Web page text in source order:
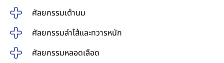
ศัลยกรรมเต้านม
ศัลยกรรมลำไส้และทวารหนัก
ศัลยกรรมหลอดเลือด